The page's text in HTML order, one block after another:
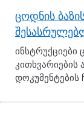
ცოდნის
ინსტრუქციები
კითხვარიების
დოკუმენტების